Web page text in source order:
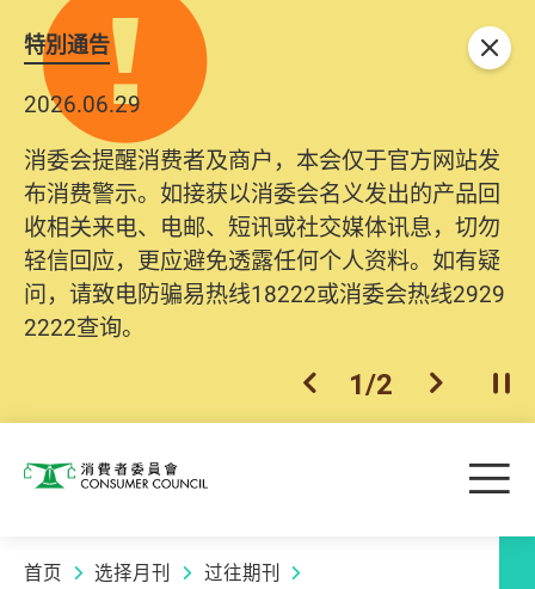
特別通告
2026.06.29
消委会提醒消费者及商户，本会仅于官方网站发
布消费警示。如接获以消委会名义发出的产品回
收相关来电、电邮、短讯或社交媒体讯息，切勿
轻信回应，更应避免透露任何个人资料。如有疑
问，请致电防骗易热线18222或消委会热线2929
2222查询。
上一个
1/2 下一个开
关闭
消费者委员会 目
首页 选择月刊 过往期刊